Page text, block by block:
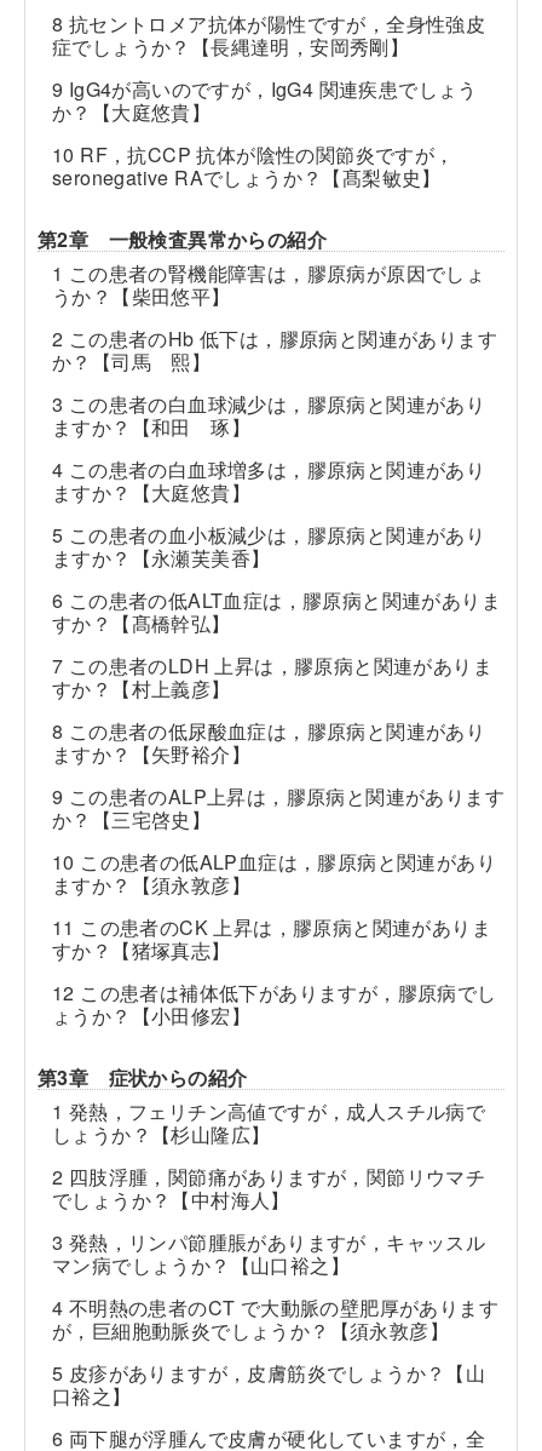
8 抗セントロメア抗体が陽性ですが，全身性強皮
症でしょうか？【長縄達明，安岡秀剛】
9 IgG4が高いのですが，IgG4 関連疾患でしょう
か？【大庭悠貴】
10 RF，抗CCP 抗体が陰性の関節炎ですが，
seronegative RAでしょうか？【髙梨敏史】
第2章 一般検査異常からの紹介
1 この患者の腎機能障害は，膠原病が原因でしょ
うか？【柴田悠平】
2 この患者のHb 低下は，膠原病と関連があります
か？【司馬 熙】
3 この患者の白血球減少は，膠原病と関連があり
ますか？【和田 琢】
4 この患者の白血球増多は，膠原病と関連があり
ますか？【大庭悠貴】
5 この患者の血小板減少は，膠原病と関連があり
ますか？【永瀬芙美香】
6 この患者の低ALT血症は，膠原病と関連がありま
すか？【髙橋幹弘】
7 この患者のLDH 上昇は，膠原病と関連がありま
すか？【村上義彦】
8 この患者の低尿酸血症は，膠原病と関連があり
ますか？【矢野裕介】
9 この患者のALP上昇は，膠原病と関連があります
か？【三宅啓史】
10 この患者の低ALP血症は，膠原病と関連があり
ますか？【須永敦彦】
11 この患者のCK 上昇は，膠原病と関連がありま
すか？【猪塚真志】
12 この患者は補体低下がありますが，膠原病でし
ょうか？【小田修宏】
第3章 症状からの紹介
1 発熱，フェリチン高値ですが，成人スチル病で
しょうか？【杉山隆広】
2 四肢浮腫，関節痛がありますが，関節リウマチ
でしょうか？【中村海人】
3 発熱，リンパ節腫脹がありますが，キャッスル
マン病でしょうか？【山口裕之】
4 不明熱の患者のCT で大動脈の壁肥厚があります
が，巨細胞動脈炎でしょうか？【須永敦彦】
5 皮疹がありますが，皮膚筋炎でしょうか？【山
口裕之】
6 両下腿が浮腫んで皮膚が硬化していますが，全